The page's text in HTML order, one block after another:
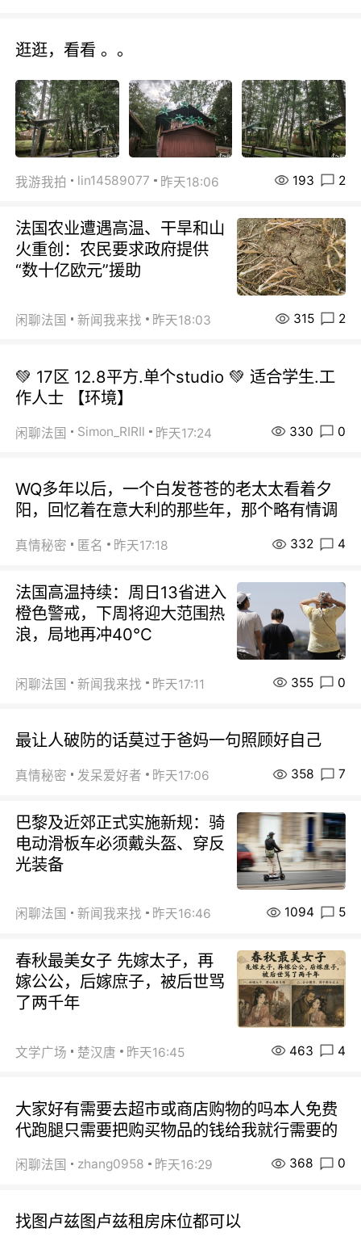
逛逛，看看 。。
我游我拍 lin14589077 昨天18:06 193 2
法国农业遭遇高温、干旱和山
火重创：农民要求政府提供
“数十亿欧元”援助
闲聊法国 新闻我来找 昨天18:03 315 2
💚 17区 12.8平方.单个studio 💚 适合学生.工
作人士 【环境】
闲聊法国 Simon_RIRIl 昨天17:24 330 0
WQ多年以后，一个白发苍苍的老太太看着夕
阳，回忆着在意大利的那些年，那个略有情调
真情秘密 匿名 昨天17:18 332 4
法国高温持续：周日13省进入
橙色警戒，下周将迎大范围热
浪，局地再冲40℃
闲聊法国 新闻我来找 昨天17:11 355 0
最让人破防的话莫过于爸妈一句照顾好自己
真情秘密 发呆爱好者 昨天17:06 358 7
巴黎及近郊正式实施新规：骑
电动滑板车必须戴头盔、穿反
光装备
闲聊法国 新闻我来找 昨天16:46 1094 5
春秋最美女子 先嫁太子，再
嫁公公，后嫁庶子，被后世骂
了两千年
文学广场 楚汉唐 昨天16:45 463 4
大家好有需要去超市或商店购物的吗本人免费
代跑腿只需要把购买物品的钱给我就行需要的
闲聊法国 zhang0958 昨天16:29 368 0
找图卢兹图卢兹租房床位都可以